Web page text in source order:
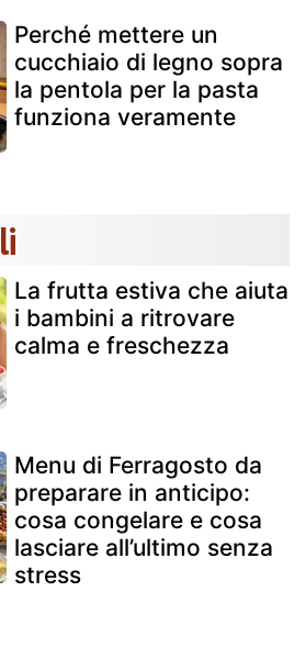
Perché mettere un
cucchiaio di legno sopra
la pentola per la pasta
funziona veramente
La frutta estiva che aiuta
i bambini a ritrovare
calma e freschezza
Menu di Ferragosto da
preparare in anticipo:
cosa congelare e cosa
lasciare all’ultimo senza
stress